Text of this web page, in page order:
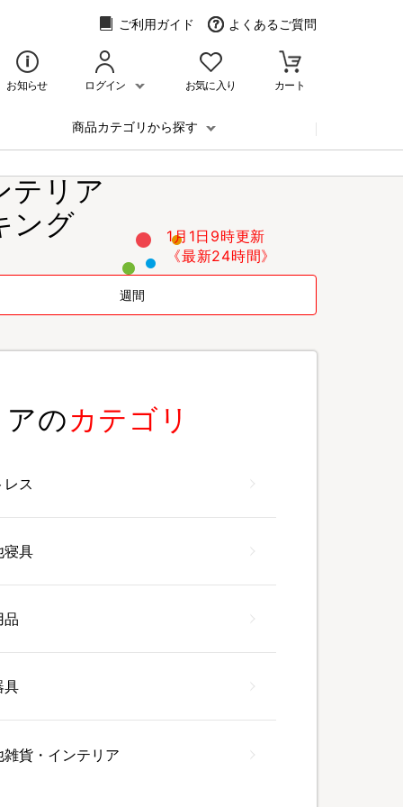
ご利用ガイド よくあるご質問
お知らせ ログイン お気に入り カート
商品カテゴリから探す
テリア
ング
1月1日9時更新
《最新24時間》
週間
のカテゴリ
レス
寝具
品
具
雑貨・インテリア